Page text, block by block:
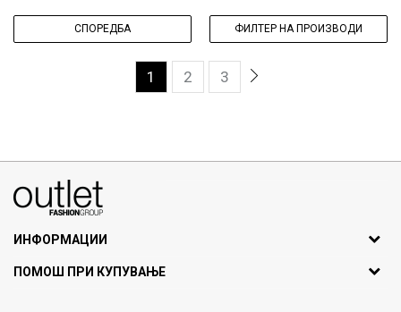
СПОРЕДБА ФИЛТЕР НА ПРОИЗВОДИ
1 2 3
ИНФОРМАЦИИ
За нас
ПОМОШ ПРИ КУПУВАЊЕ